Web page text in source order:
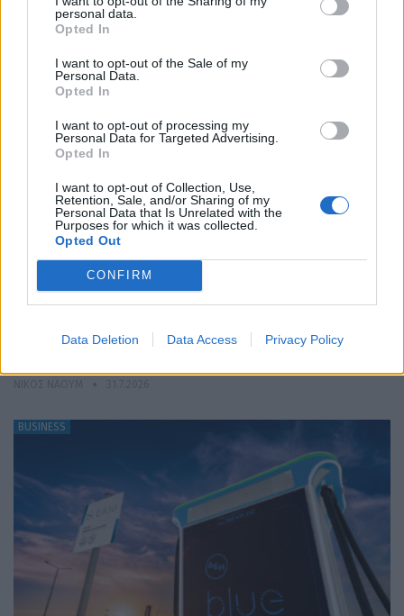
personal data.
Opted In
I want to opt-out of the Sale of my
Personal Data.
Opted In
I want to opt-out of processing my
Personal Data for Targeted Advertising.
Opted In
I want to opt-out of Collection, Use,
Retention, Sale, and/or Sharing of my
Personal Data that Is Unrelated with the
Purposes for which it was collected.
Opted Out
CONFIRM
Data Deletion Data Access Privacy Policy
Ηλεκτροκίνηση: Οι υπηρεσίες και τα πακέτα των
παρόχων ενέργειας
NEWSROOM 31.7.2026
MOTOR GREEN
Τα πρώτα αυτοκίνητα υδρογόνου ταξινομήθηκαν
BUSINESS